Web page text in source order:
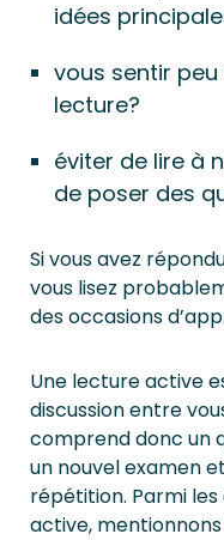
idées
vous sentir
lecture?
éviter de lire à
de poser des
Si vous avez
vous lisez
des occasions
Une lecture active
discussion entre
comprend donc un
un nouvel examen
répétition. Parmi
active, mentionnons